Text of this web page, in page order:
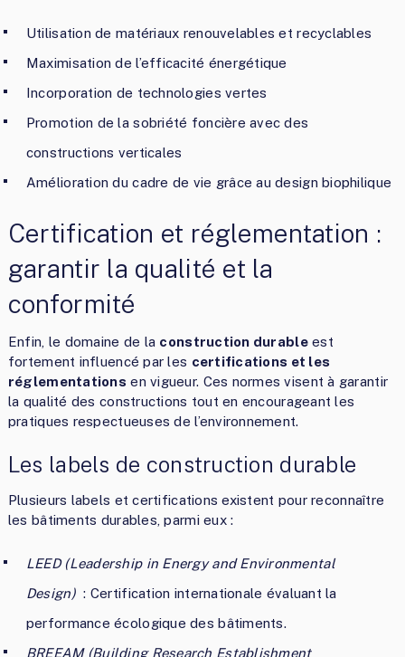
Utilisation de matériaux renouvelables et recyclables
Maximisation de l’efficacité énergétique
Incorporation de technologies vertes
Promotion de la sobriété foncière avec des
constructions verticales
Amélioration du cadre de vie grâce au design biophilique
Certification et réglementation :
garantir la qualité et la
conformité
Enfin, le domaine de la construction durableest
fortement influencé par les certifications et les
réglementations en vigueur. Ces normes visent à garantir
la qualité des constructions tout en encourageant les
pratiques respectueuses de l’environnement.
Les labels de construction durable
Plusieurs labels et certifications existent pour reconnaître
les bâtiments durables, parmi eux :
LEED (Leadership in Energy and Environmental
Design): Certification internationale évaluant la
performance écologique des bâtiments.
BREEAM (Building Research Establishment